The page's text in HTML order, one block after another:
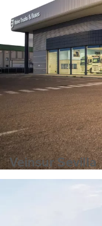
Veinsur Sevilla